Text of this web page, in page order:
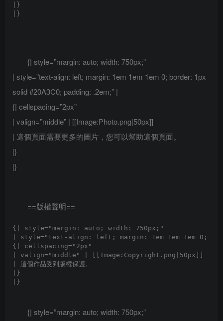
|}
{| style=”margin: auto; width: 750px;”
| style=”text-align: left; margin: 1em 1em 1em 0; border: 1px
solid #20A3C0; padding: .2em;” |
{| cellspacing=”2px”
| valign=”middle” | [[Image:Photo.png|50px]]
| 這個頁面需要更多的圖片，您可以幫助這個頁面。
|}
|}
==版權聲明==
{| style="margin: auto; width: 750px;"
| style="text-align: left; margin: 1em 1em 1em 0;
{| cellspacing="2px"
| valign="middle" | [[Image:Copyright.png|50px]]
| 這個作品受到版權保護。
|}
{| style=”margin: auto; width: 750px;”